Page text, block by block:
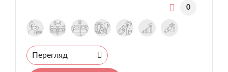
0
Перегляд